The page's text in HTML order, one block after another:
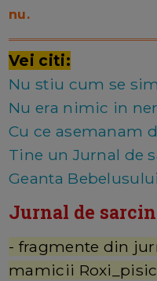
nu.
Vei citi:
Nu stiu cum se
Nu era nimic in
Cu ce asemanam
Tine un Jurnal de
Geanta Bebelusului
Jurnal de
- fragmente din
mamicii